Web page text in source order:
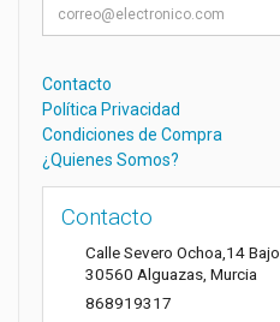
Contacto
Política Privacidad
Condiciones de Compra
¿Quienes Somos?
Contacto
Calle Severo Ochoa,14 Bajo
30560 Alguazas Murcia
868919317